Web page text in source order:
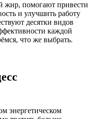
жир, помогают привести
и улучшить работу
десятки видов
каждой
что же выбрать.
энергетическом